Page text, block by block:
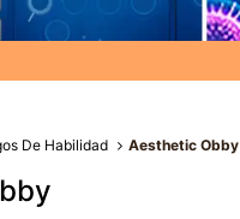
De Habilidad Aesthetic Obby